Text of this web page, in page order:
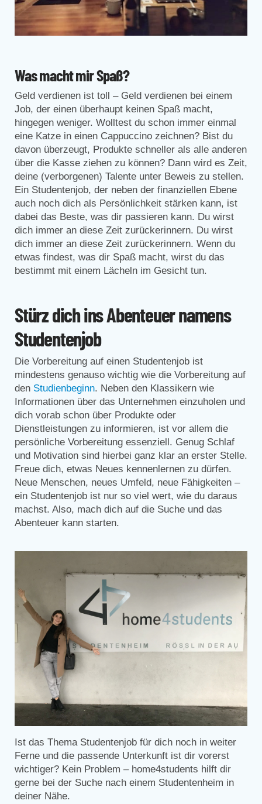
Was macht mir Spaß?
Geld verdienen ist toll – Geld verdienen bei einem
Job, der einen überhaupt keinen Spaß macht,
hingegen weniger. Wolltest du schon immer einmal
eine Katze in einen Cappuccino zeichnen? Bist du
davon überzeugt, Produkte schneller als alle anderen
über die Kasse ziehen zu können? Dann wird es Zeit,
deine (verborgenen) Talente unter Beweis zu stellen.
Ein Studentenjob, der neben der finanziellen Ebene
auch noch dich als Persönlichkeit stärken kann, ist
dabei das Beste, was dir passieren kann. Du wirst
dich immer an diese Zeit zurückerinnern. Du wirst
dich immer an diese Zeit zurückerinnern. Wenn du
etwas findest, was dir Spaß macht, wirst du das
bestimmt mit einem Lächeln im Gesicht tun.
Stürz dich ins Abenteuer namens
Studentenjob
Die Vorbereitung auf einen Studentenjob ist
mindestens genauso wichtig wie die Vorbereitung auf
den Studienbeginn. Neben den Klassikern wie
Informationen über das Unternehmen einzuholen und
dich vorab schon über Produkte oder
Dienstleistungen zu informieren, ist vor allem die
persönliche Vorbereitung essenziell. Genug Schlaf
und Motivation sind hierbei ganz klar an erster Stelle.
Freue dich, etwas Neues kennenlernen zu dürfen.
Neue Menschen, neues Umfeld, neue Fähigkeiten –
ein Studentenjob ist nur so viel wert, wie du daraus
machst. Also, mach dich auf die Suche und das
Abenteuer kann starten.
Ist das Thema Studentenjob für dich noch in weiter
Ferne und die passende Unterkunft ist dir vorerst
wichtiger? Kein Problem – home4students hilft dir
gerne bei der Suche nach einem Studentenheim in
deiner Nähe.